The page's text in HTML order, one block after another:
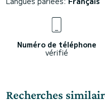
Numéro de téléphone
vérifié
Recherches